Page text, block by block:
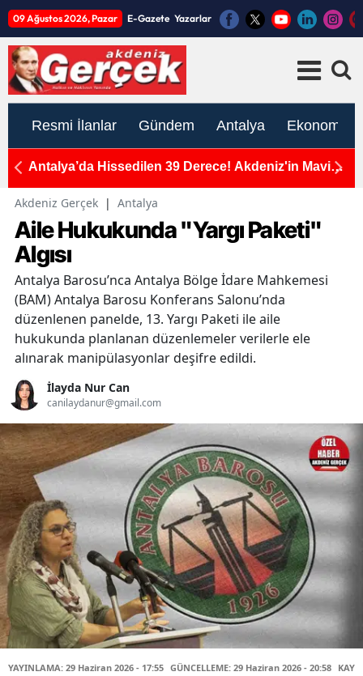
09 Ağustos 2026, Pazar E-Gazete Yazarlar
Resmi İlanlar Gündem Antalya Ekonomi
Antalya Elmalı’da Üretici Tarlasına Kayıkla Gidecek
Akdeniz Gerçek | Antalya
Aile Hukukunda "Yargı Paketi"
Algısı
Antalya Barosu’nca Antalya Bölge İdare Mahkemesi
(BAM) Antalya Barosu Konferans Salonu’nda
düzenlenen panelde, 13. Yargı Paketi ile aile
hukukunda planlanan düzenlemeler verilerle ele
alınarak manipülasyonlar deşifre edildi.
İlayda Nur Can
canilaydanur@gmail.com
YAYINLAMA: 29 Haziran 2026 - 17:55 GÜNCELLEME: 29 Haziran 2026 - 20:58